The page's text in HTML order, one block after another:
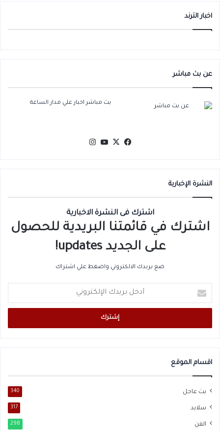
اخبار الترند
عن بث مباشر
بث مباشر اخبار علي مدار الساعة
فيسبوك
‫X
‫YouTube
النشرة الإخبارية
اشترك فى النشرة الاخبارية
اشترك في قائمتنا البريدية للحصول
على الجديد updates!
ضع بريدك الالكتروني واضغط علي اشتراك
بريدك
الإلكتروني
اقسام الموقع
بث عاجل 340
سلايد 317
الفن 298